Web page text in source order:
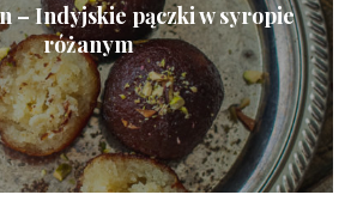
– Indyjskie pączki w syropie
różanym